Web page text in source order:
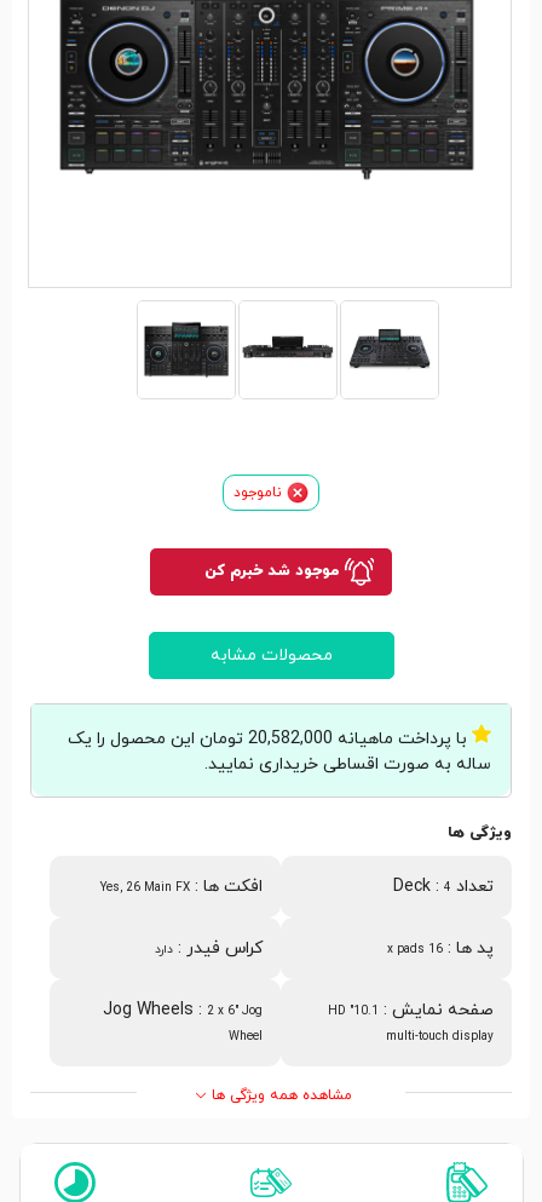
موجود شد خبرم کن
ناموجود
محصولات مشابه
با پرداخت ماهیانه 20,582,000 تومان این محصول را یک
ساله به صورت اقساطی خریداری نمایید.
ویژگی ها
تعداد Deck : 4 افکت ها :
Yes, 26 Main FX
پد ها :
16 x pads کراس فیدر :دارد
صفحه نمایش :
10.1" HD
multi-touch display
Jog Wheels : 2 x 6" Jog
Wheel
مشاهده همه ویژگی ها